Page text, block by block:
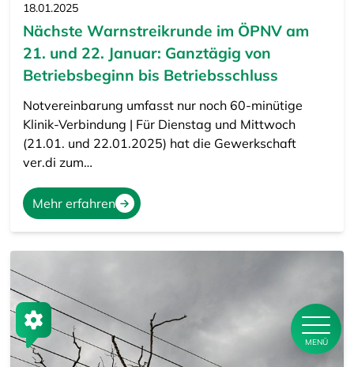
18.01.2025
Nächste Warnstreikrunde im ÖPNV am
21. und 22. Januar: Ganztägig von
Betriebsbeginn bis Betriebsschluss
Notvereinbarung umfasst nur noch 60-minütige
Klinik-Verbindung | Für Dienstag und Mittwoch
(21.01. und 22.01.2025) hat die Gewerkschaft
ver.di zum…
Mehr erfahren
MENÜ